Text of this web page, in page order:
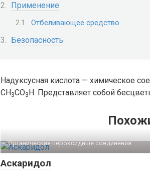
Применение
Отбеливающее средство
Безопасность
Надуксусная кислота — химическое
CH3CO3H. Представляет собой
Органические пероксидные соединения‎
Аскаридол